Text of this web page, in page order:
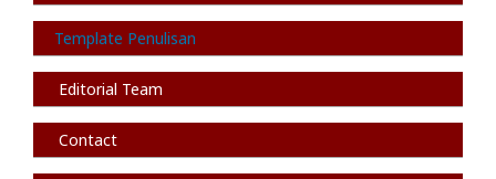
Template Penulisan
Editorial Team
Contact